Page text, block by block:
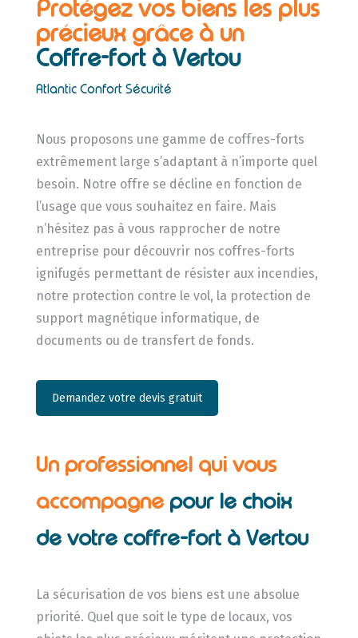
Protégez vos biens les plus
précieux grâce à un
Coffre-fort à Vertou
Atlantic Confort Sécurité
Nous proposons une gamme de coffres-forts
extrêmement large s’adaptant à n’importe quel
besoin. Notre offre se décline en fonction de
l’usage que vous souhaitez en faire. Mais
n’hésitez pas à vous rapprocher de notre
entreprise pour découvrir nos coffres-forts
ignifugés permettant de résister aux incendies,
notre protection contre le vol, la protection de
support magnétique informatique, de
documents ou de transfert de fonds.
Demandez votre devis gratuit
Un professionnel qui vous
accompagne pour le choix
de votre coffre-fort à Vertou
La sécurisation de vos biens est une absolue
priorité. Quel que soit le type de locaux, vos